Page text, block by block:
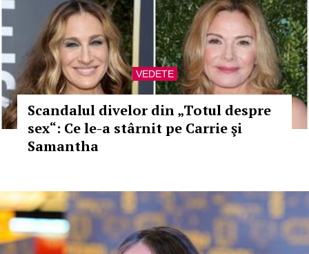
VEDETE
Scandalul divelor din „Totul despre
sex“: Ce le-a stârnit pe Carrie şi
Samantha